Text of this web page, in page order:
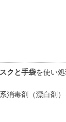
クと手袋を使い処
消毒剤（漂白剤